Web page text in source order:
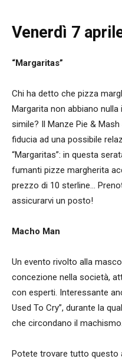
Venerdì 7
“Margaritas”
Chi ha detto che pizza
Margarita non abbiano
simile? Il Manze Pie &
fiducia ad una possibile
“Margaritas”: in questa
fumanti pizze margherita
prezzo di 10 sterline…
assicurarvi un posto!
Macho Man
Un evento rivolto alla
concezione nella società,
con esperti. Interessante
Used To Cry”, durante la
che circondano il machismo.
Potete trovare tutto questo